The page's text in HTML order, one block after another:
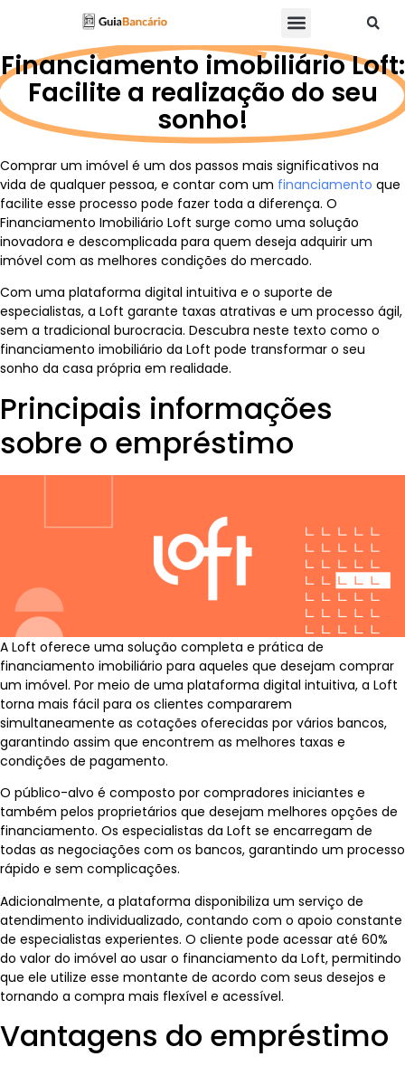
Financiamento imobiliário Loft:
Facilite a realização do seu
sonho!
Comprar um imóvel é um dos passos mais significativos na
vida de qualquer pessoa, e contar com um financiamento que
facilite esse processo pode fazer toda a diferença. O
Financiamento Imobiliário Loft surge como uma solução
inovadora e descomplicada para quem deseja adquirir um
imóvel com as melhores condições do mercado.
Com uma plataforma digital intuitiva e o suporte de
especialistas, a Loft garante taxas atrativas e um processo ágil,
sem a tradicional burocracia. Descubra neste texto como o
financiamento imobiliário da Loft pode transformar o seu
sonho da casa própria em realidade.
Principais informações
sobre o empréstimo
A Loft oferece uma solução completa e prática de
financiamento imobiliário para aqueles que desejam comprar
um imóvel. Por meio de uma plataforma digital intuitiva, a Loft
torna mais fácil para os clientes compararem
simultaneamente as cotações oferecidas por vários bancos,
garantindo assim que encontrem as melhores taxas e
condições de pagamento.
O público-alvo é composto por compradores iniciantes e
também pelos proprietários que desejam melhores opções de
financiamento. Os especialistas da Loft se encarregam de
todas as negociações com os bancos, garantindo um processo
rápido e sem complicações.
Adicionalmente, a plataforma disponibiliza um serviço de
atendimento individualizado, contando com o apoio constante
de especialistas experientes. O cliente pode acessar até 60%
do valor do imóvel ao usar o financiamento da Loft, permitindo
que ele utilize esse montante de acordo com seus desejos e
tornando a compra mais flexível e acessível.
Vantagens do empréstimo